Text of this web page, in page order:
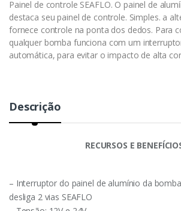
Painel de controle SEAFLO. O painel de
destaca seu painel de controle. Simples. a
fornece controle na ponta dos dedos. Para
qualquer bomba funciona com um
automática, para evitar o impacto de alta
Descrição
RECURSOS E
– Interruptor do painel de alumínio da
desliga 2 vias SEAFLO